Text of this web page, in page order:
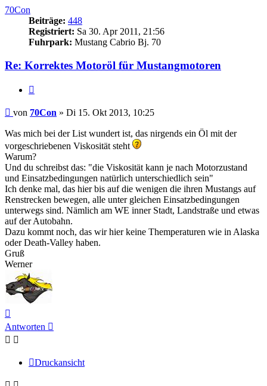
70Con
Beiträge: 448
Registriert: Sa 30. Apr 2011, 21:56
Fuhrpark: Mustang Cabrio Bj. 70
Re: Korrektes Motoröl für Mustangmotoren
Beitrag
von 70Con » Di 15. Okt 2013, 10:25
Was mich bei der List wundert ist, das nirgends ein Öl mit der
vorgeschriebenen Viskosität steht
Warum?
Und du schreibst das: "die Viskosität kann je nach Motorzustand
und Einsatzbedingungen natürlich unterschiedlich sein"
Ich denke mal, das hier bis auf die wenigen die ihren Mustangs auf
Renstrecken bewegen, alle unter gleichen Einsatzbedingungen
unterwegs sind. Nämlich am WE inner Stadt, Landstraße und etwas
auf der Autobahn.
Dazu kommt noch, das wir hier keine Themperaturen wie in Alaska
oder Death-Valley haben.
Gruß
Werner
oben
Antworten
Druckansicht